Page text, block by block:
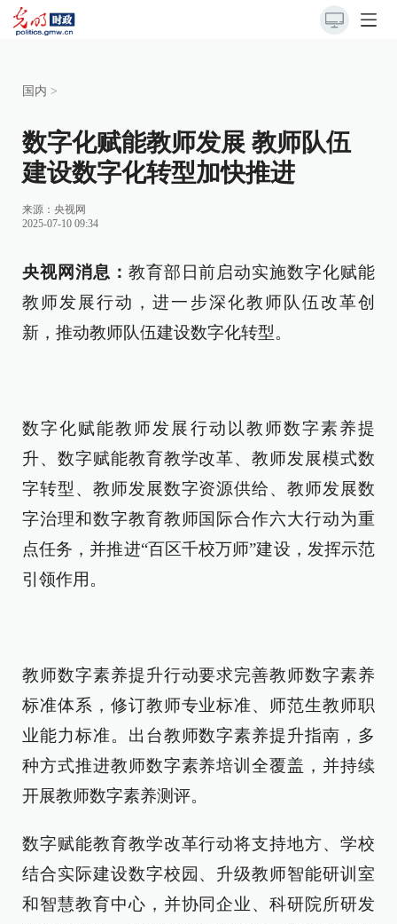
国内 >
数字化赋能教师发展 教师队伍
建设数字化转型加快推进
来源： 央视网
2025-07-10 09:34
央视网消息： 教育部日前启动实施数字化赋能
教师发展行动，进一步深化教师队伍改革创
新，推动教师队伍建设数字化转型。
数字化赋能教师发展行动以教师数字素养提
升、数字赋能教育教学改革、教师发展模式数
字转型、教师发展数字资源供给、教师发展数
字治理和数字教育教师国际合作六大行动为重
点任务，并推进“百区千校万师”建设，发挥示范
引领作用。
教师数字素养提升行动要求完善教师数字素养
标准体系，修订教师专业标准、师范生教师职
业能力标准。出台教师数字素养提升指南，多
种方式推进教师数字素养培训全覆盖，并持续
开展教师数字素养测评。
数字赋能教育教学改革行动将支持地方、学校
结合实际建设数字校园、升级教师智能研训室
和智慧教育中心，并协同企业、科研院所研发